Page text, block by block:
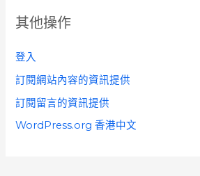
其他操作
登入
訂閱網站內容的資訊提供
訂閱留言的資訊提供
WordPress.org 香港中文